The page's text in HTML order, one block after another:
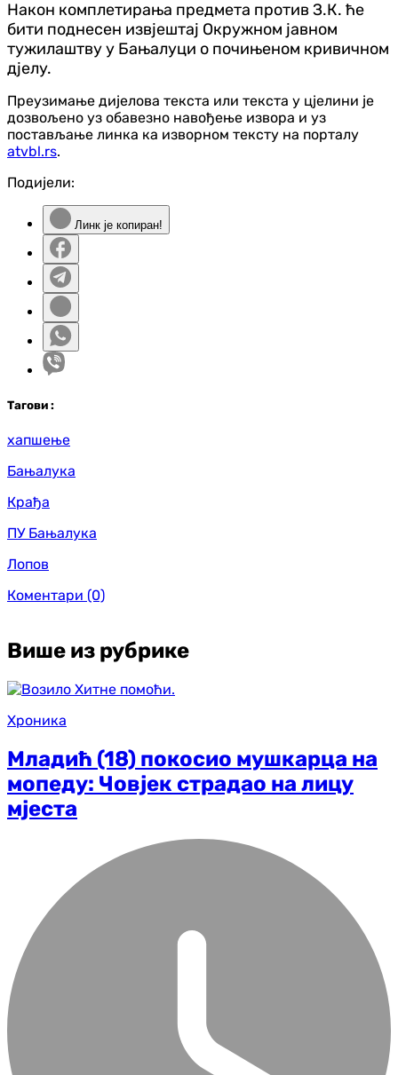
Након комплетирања предмета против З.К. ће
бити поднесен извјештај Окружном јавном
тужилаштву у Бањалуци о почињеном кривичном
дјелу.
Преузимање дијелова текста или текста у цјелини је
дозвољено уз обавезно навођење извора и уз
постављање линка ка изворном тексту на порталу
atvbl.rs.
Подијели:
Линк је копиран!
Тагови :
хапшење
Бањалука
Крађа
ПУ Бањалука
Лопов
Коментари (0)
Више из рубрике
Хроника
Младић (18) покосио мушкарца на
мопеду: Човјек страдао на лицу
мјеста